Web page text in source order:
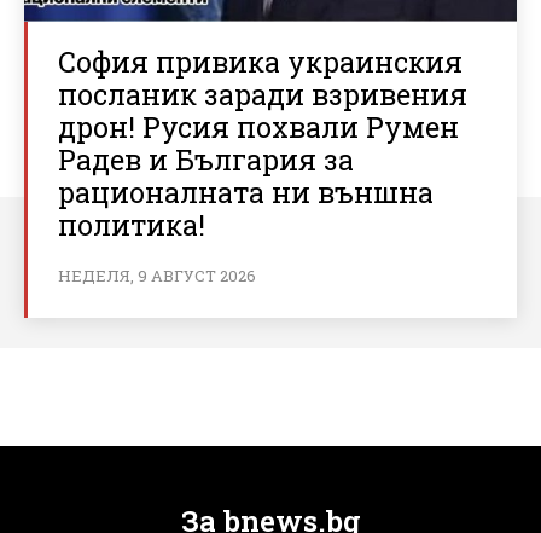
София привика украинския
посланик заради взривения
дрон! Русия похвали Румен
Радев и България за
рационалната ни външна
политика!
НЕДЕЛЯ, 9 АВГУСТ 2026
За bnews.bg